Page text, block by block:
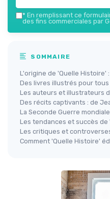
* En remplissant ce
des fins commerciales par
SOMMAIRE
L'origine de 'Quelle Histoire'
Des livres illustrés pour tous
Les auteurs et illustrateurs
Des récits captivants : de
La Seconde Guerre
Les tendances et succès de
Les critiques et
Comment 'Quelle Histoire'